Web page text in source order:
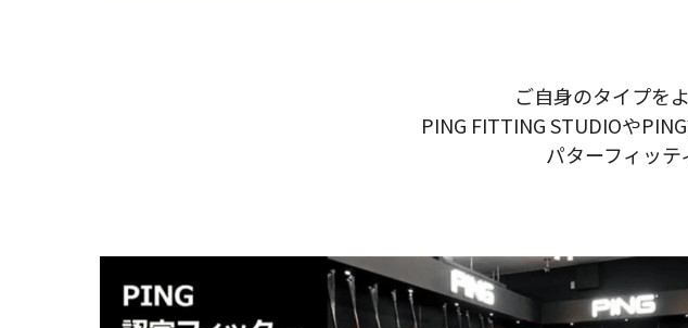
ご自身のタイプを
PING FITTING STUDIOや
パターフィッテ